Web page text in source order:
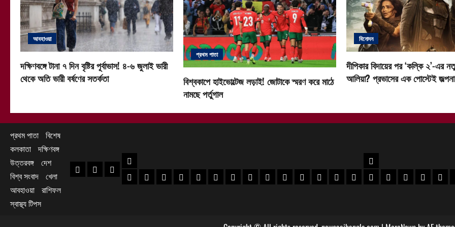
আবহাওয়া
দক্ষিণবঙ্গে টানা ৭ দিন বৃষ্টির পূর্বাভাস! ৪-৬ জুলাই ভারী
থেকে অতি ভারী বর্ষণের সতর্কতা
প্রথম পাতা
বিশ্বকাপে হাইভোল্টেজ লড়াই! জোটাকে স্মরণ করে মাঠে
নামছে পর্তুগাল
বিনোদন
দীপিকার বিদায়ের পর ‘কল্কি ২’-এর
আলিয়া? প্রভাসের এক পোস্টেই জল্পনা
প্রথম পাতা বিশেষ
কলকাতা দক্ষিণবঙ্গ
উত্তরবঙ্গ দেশ
বিশ্ব সংবাদ খেলা
আবহাওয়া রাশিফল
স্বাস্থ্য টিপস
প্রথম পাতা
বিশেষ কলকাতা
দক্ষিণবঙ্গ
হাওড়া খবরদক্ষিণ ২৪ পরগনা খবর
উত্তর ২৪ পরগনা খবর
হুগলি খবরনদিয়া খবরপূর্ব মেদিনীপুর খবর
পশ্চিম মেদিনীপুর খবর
ঝাড়গ্রাম খবর
পুরুলিয়া খবর
বাঁকুড়া খবরপশ্চিম বর্ধমান খবর
পূর্ব বর্ধমান খবর
বীরভূম খবরমুর্শিদাবাদ খবর
উত্তরবঙ্গ
কোচবিহার নিউজ
আলিপুরদুয়ার খবর
জলপাইগুড়ি খবর
শিলিগুড়ি